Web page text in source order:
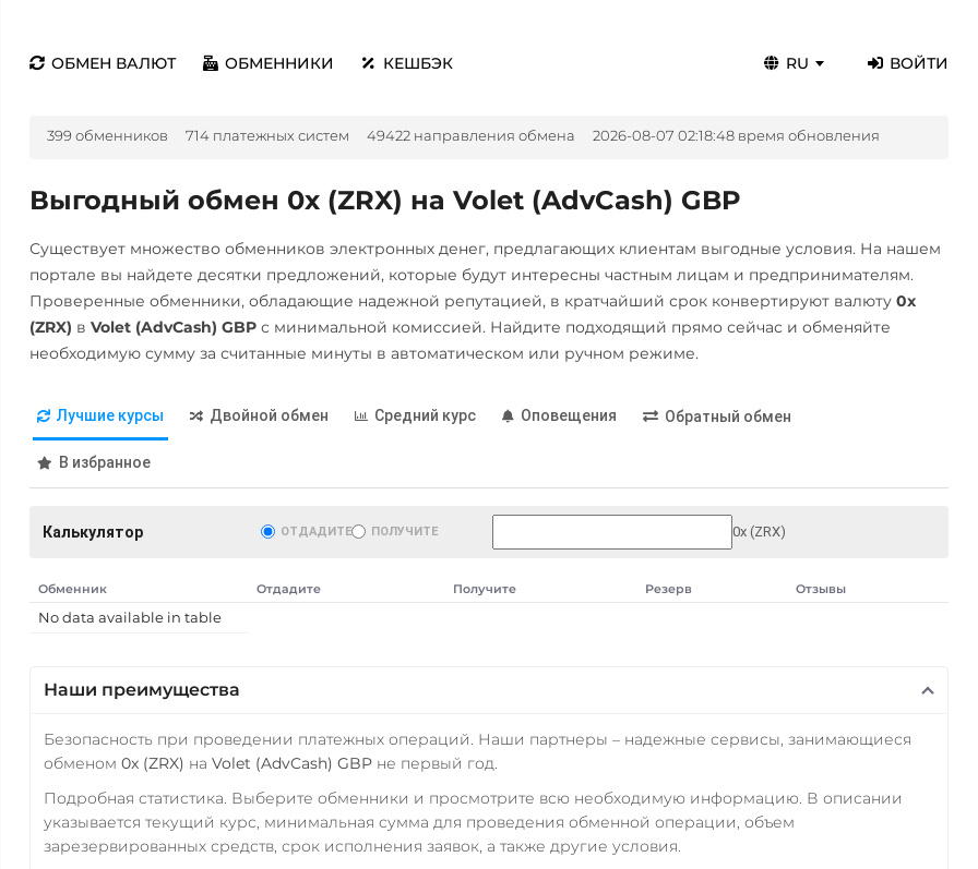
ОБМЕН ВАЛЮТ ОБМЕННИКИ КЕШБЭК RU ВОЙТИ
399 обменников 714 платежных систем 49422 направления обмена 2026-08-07 02:18:48 время обновления
Выгодный обмен 0x (ZRX) на Volet (AdvCash) GBP
Существует множество обменников электронных денег, предлагающих клиентам выгодные условия. На нашем
портале вы найдете десятки предложений, которые будут интересны частным лицам и предпринимателям.
Проверенные обменники, обладающие надежной репутацией, в кратчайший срок конвертируют валюту 0x
(ZRX) в Volet (AdvCash) GBPс минимальной комиссией. Найдите подходящий прямо сейчас и обменяйте
необходимую сумму за считанные минуты в автоматическом или ручном режиме.
Лучшие курсы Двойной обмен Средний курс Оповещения Обратный обмен
В избранное
Калькулятор ОТДАДИТЕ ПОЛУЧИТЕ 0x (ZRX)
Обменник Отдадите Получите Резерв Отзывы
No data available in table
Наши преимущества
Безопасность при проведении платежных операций. Наши партнеры – надежные сервисы, занимающиеся
обменом 0x (ZRX) на Volet (AdvCash) GBPне первый год.
Подробная статистика. Выберите обменники и просмотрите всю необходимую информацию. В описании
указывается текущий курс, минимальная сумма для проведения обменной операции, объем
зарезервированных средств, срок исполнения заявок, а также другие условия.